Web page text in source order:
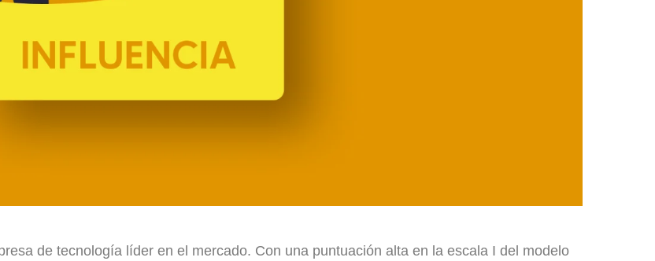
de tecnología líder en el mercado. Con una puntuación alta en la escala I del modelo